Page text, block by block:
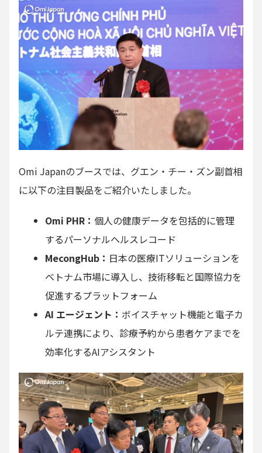
Omi Japanのブースでは、グエン・チー・ズン副首相
に以下の注目製品をご紹介いたしました。
Omi PHR： 個人の健康データを包括的に管理
するパーソナルヘルスレコード
MecongHub： 日本の医療ITソリューションを
ベトナム市場に導入し、技術移転と国際協力を
促進するプラットフォーム
AI エージェント： ボイスチャット機能と電子カ
ルテ連携により、診療予約から患者ケアまでを
効率化するAIアシスタント